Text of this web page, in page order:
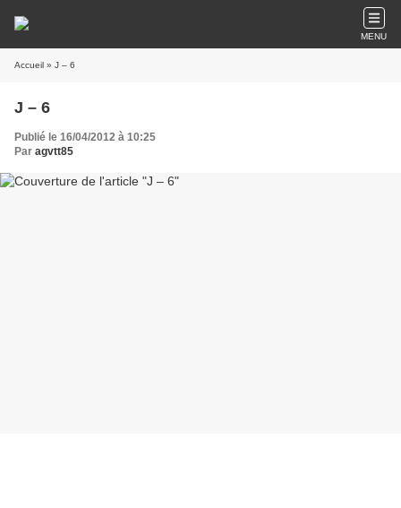
MENU
Accueil » J – 6
J – 6
Publié le 16/04/2012 à 10:25
Par agvtt85